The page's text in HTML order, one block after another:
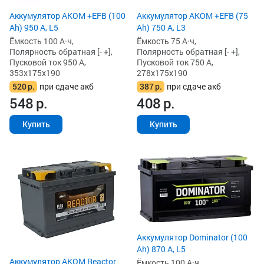
Аккумулятор AKOM +EFB (100
Ah) 950 А, L5
Ёмкость 100 А·ч,
Полярность обратная [- +],
Пусковой ток 950 А,
353x175x190
520р. при сдаче акб
548р.
Купить
Аккумулятор AKOM +EFB (75
Ah) 750 А, L3
Ёмкость 75 А·ч,
Полярность обратная [- +],
Пусковой ток 750 А,
278x175x190
387р. при сдаче акб
408р.
Купить
Аккумулятор AKOM Reactor
Аккумулятор Dominator (100
Ah) 870 А, L5